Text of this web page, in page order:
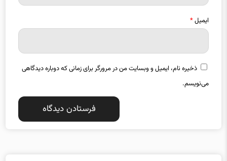
ایمیل*
ذخیره نام، ایمیل و وبسایت من در مرورگر برای زمانی که دوباره دیدگاهی
می‌نویسم.